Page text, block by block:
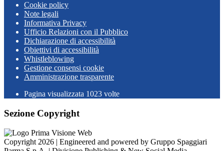
Cookie policy
Note legali
Informativa Privacy
Ufficio Relazioni con il Pubblico
Dichiarazione di accessibilità
Obiettivi di accessibilità
Whistleblowing
Gestione consensi cookie
Amministrazione trasparente
Pagina visualizzata 1023 volte
Sezione Copyright
Copyright 2026 | Engineered and powered by Gruppo Spaggiari